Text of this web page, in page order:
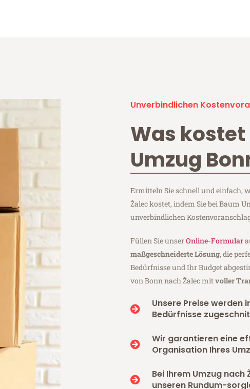
Unverbindlichen
Was kostet
Umzug
Ermitteln Sie schnell und einfach,
Žalec kostet, indem Sie bei Baum
unverbindlichen
Füllen Sie unserOnline-Formular
maßgeschneiderte Lösung, die
Bedürfnisse und Ihr Budget
von Bonn nach Žalec mitvoller
Unsere Preise werden
Bedürfnisse
Wir garantieren eine
Organisation Ihres
Bei Ihrem Umzug nach
unseren Rundum-